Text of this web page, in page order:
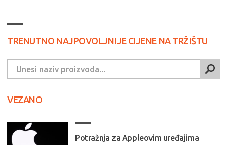
TRENUTNO NAJPOVOLJNIJE CIJENE NA TRŽIŠTU
VEZANO
Potražnja za Appleovim uređajima